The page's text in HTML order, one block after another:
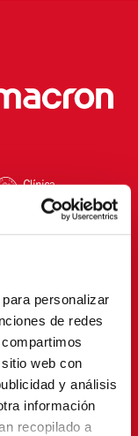
personalizar
de redes
web con
y análisis
información
recopilado a